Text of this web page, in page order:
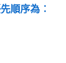
順序為︰